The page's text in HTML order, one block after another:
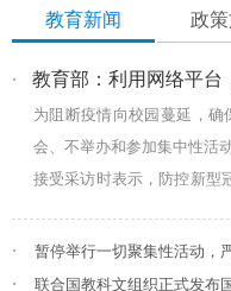
教育新闻 政
· 教育部：利用网络平台
为阻断疫情向校园蔓延，
会、不举办和参加集中性活
接受采访时表示，防控新型
· 暂停举行一切聚集性活动，严禁中小学提前
· 联合国教科文组织正式发布国际人工智能与教育大